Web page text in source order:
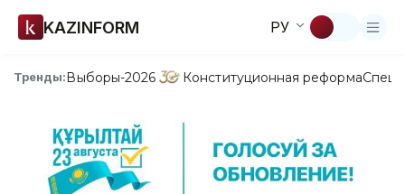
KAZINFORM РУ
Тренды:Выборы-2026 Конституционная реформа